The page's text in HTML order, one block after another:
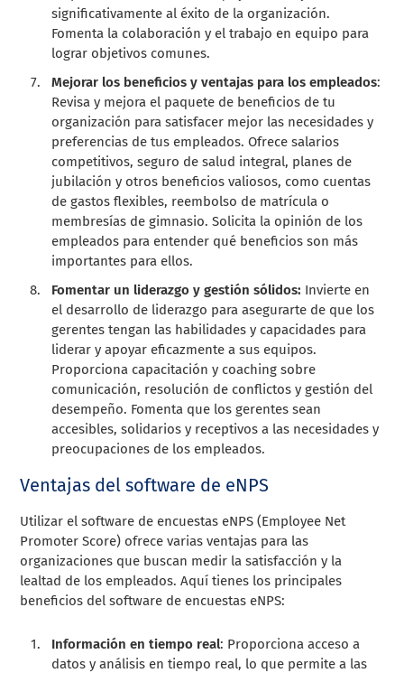
significativamente al éxito de la organización.
Fomenta la colaboración y el trabajo en equipo para
lograr objetivos comunes.
Mejorar los beneficios y ventajas para los empleados:
Revisa y mejora el paquete de beneficios de tu
organización para satisfacer mejor las necesidades y
preferencias de tus empleados. Ofrece salarios
competitivos, seguro de salud integral, planes de
jubilación y otros beneficios valiosos, como cuentas
de gastos flexibles, reembolso de matrícula o
membresías de gimnasio. Solicita la opinión de los
empleados para entender qué beneficios son más
importantes para ellos.
Fomentar un liderazgo y gestión sólidos: Invierte en
el desarrollo de liderazgo para asegurarte de que los
gerentes tengan las habilidades y capacidades para
liderar y apoyar eficazmente a sus equipos.
Proporciona capacitación y coaching sobre
comunicación, resolución de conflictos y gestión del
desempeño. Fomenta que los gerentes sean
accesibles, solidarios y receptivos a las necesidades y
preocupaciones de los empleados.
Ventajas del software de eNPS
Utilizar el software de encuestas eNPS (Employee Net
Promoter Score) ofrece varias ventajas para las
organizaciones que buscan medir la satisfacción y la
lealtad de los empleados. Aquí tienes los principales
beneficios del software de encuestas eNPS:
Información en tiempo real: Proporciona acceso a
datos y análisis en tiempo real, lo que permite a las